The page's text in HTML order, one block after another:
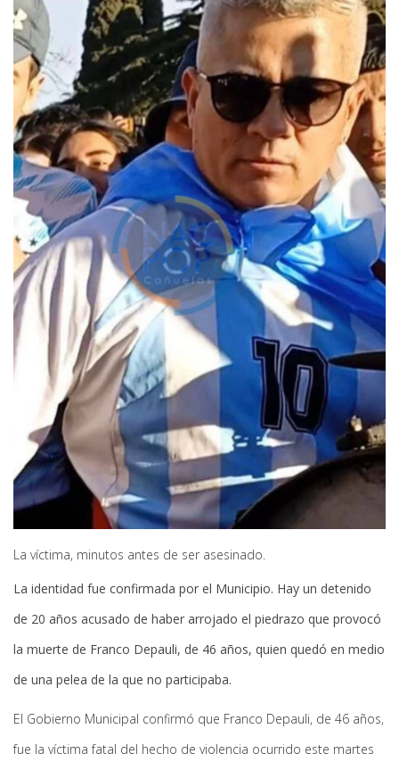
La víctima, minutos antes de ser asesinado.
La identidad fue confirmada por el Municipio. Hay un detenido
de 20 años acusado de haber arrojado el piedrazo que provocó
la muerte de Franco Depauli, de 46 años, quien quedó en medio
de una pelea de la que no participaba.
El Gobierno Municipal confirmó que Franco Depauli, de 46 años,
fue la víctima fatal del hecho de violencia ocurrido este martes